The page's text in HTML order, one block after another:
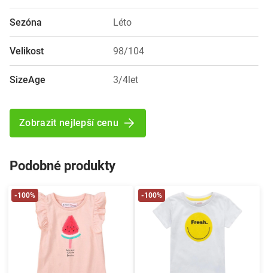
Sezóna Léto
Velikost 98/104
SizeAge 3/4let
Zobrazit nejlepší cenu
Podobné produkty
-100% -100%